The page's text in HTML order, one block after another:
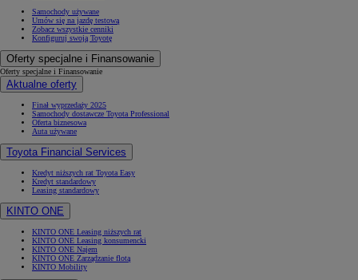
Samochody używane
Umów się na jazdę testową
Zobacz wszystkie cenniki
Konfiguruj swoją Toyotę
Oferty specjalne i Finansowanie
Oferty specjalne i Finansowanie
Aktualne oferty
Finał wyprzedaży 2025
Samochody dostawcze Toyota Professional
Oferta biznesowa
Auta używane
Toyota Financial Services
Kredyt niższych rat Toyota Easy
Kredyt standardowy
Leasing standardowy
KINTO ONE
KINTO ONE Leasing niższych rat
KINTO ONE Leasing konsumencki
KINTO ONE Najem
KINTO ONE Zarządzanie flotą
KINTO Mobility